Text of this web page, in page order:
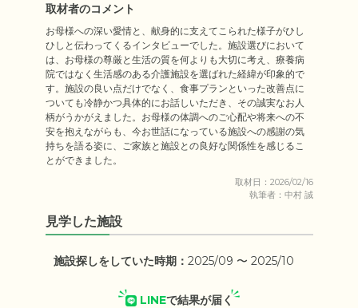
取材者のコメント
お母様への深い愛情と、献身的に支えてこられた様子がひし
ひしと伝わってくるインタビューでした。施設選びにおいて
は、お母様の尊厳と生活の質を何よりも大切に考え、療養病
院ではなく生活感のある介護施設を選ばれた経緯が印象的で
す。施設の良い点だけでなく、食事プランといった改善点に
ついても冷静かつ具体的にお話しいただき、その誠実なお人
柄がうかがえました。お母様の体調へのご心配や将来への不
安を抱えながらも、今お世話になっている施設への感謝の気
持ちを語る姿に、ご家族と施設との良好な関係性を感じるこ
とができました。
取材日：2026/02/16
執筆者：中村 誠
見学した施設
施設探しをしていた時期： 2025/09 〜 2025/10
LINEで結果が届く